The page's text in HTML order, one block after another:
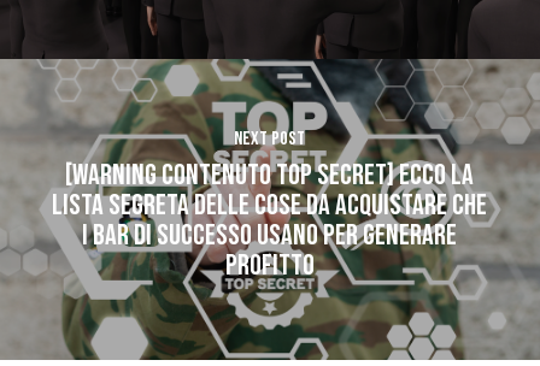
Next Post
[WARNING CONTENUTO TOP SECRET] ECCO LA
LISTA SEGRETA DELLE COSE DA ACQUISTARE CHE
I BAR DI SUCCESSO USANO PER GENERARE
PROFITTO